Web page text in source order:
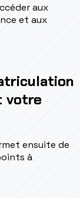
aux
et aux
votre
ensuite de
à